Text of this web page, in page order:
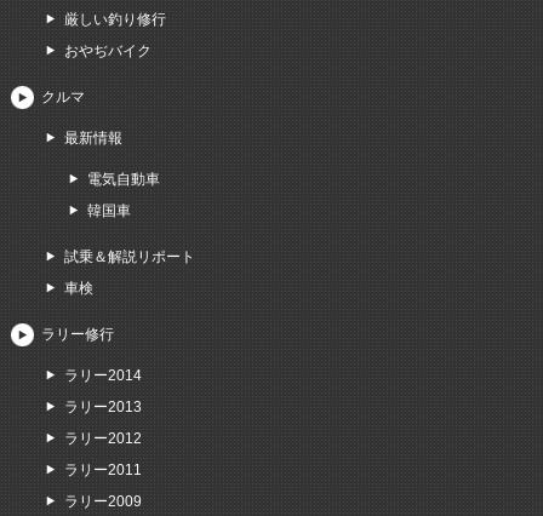
厳しい釣り修行
おやぢバイク
クルマ
最新情報
電気自動車
韓国車
試乗＆解説リポート
車検
ラリー修行
ラリー2014
ラリー2013
ラリー2012
ラリー2011
ラリー2009